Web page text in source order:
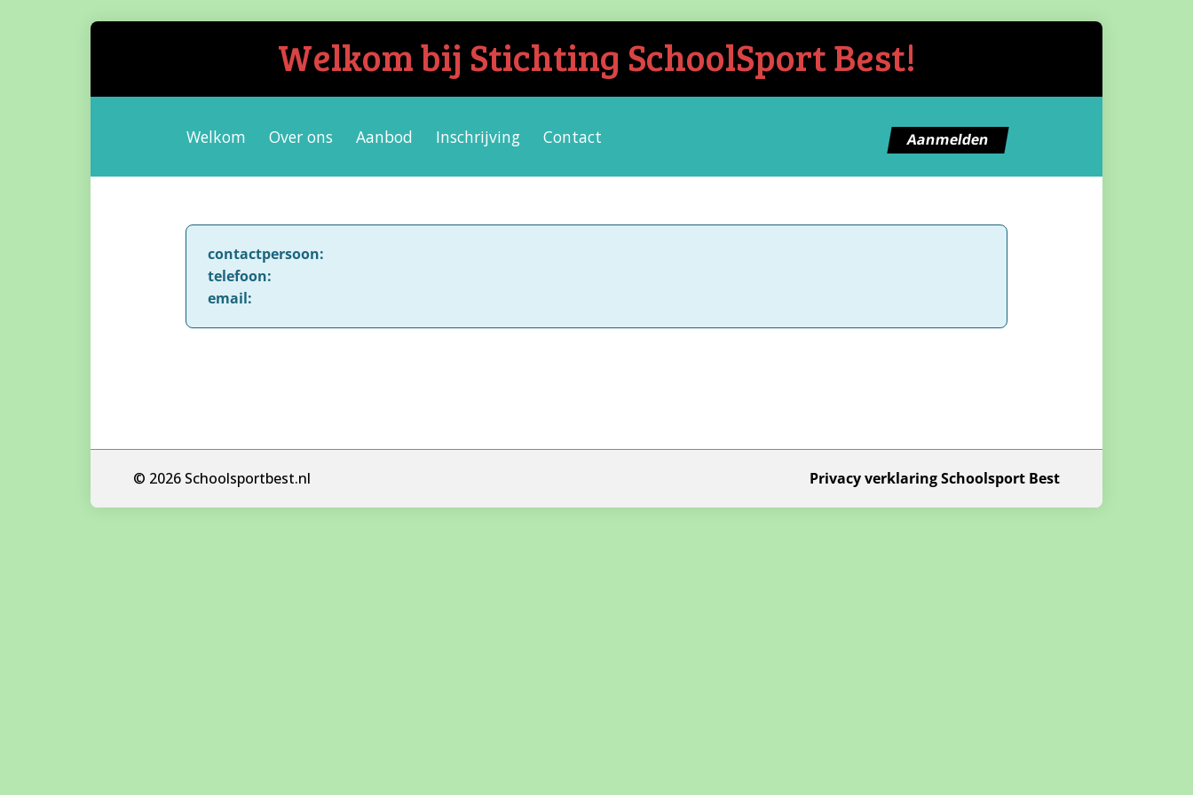
Welkom bij Stichting SchoolSport Best!
Welkom Over ons Aanbod Inschrijving Contact Aanmelden
contactpersoon:
telefoon:
email:
© 2026 Schoolsportbest.nl Privacy verklaring Schoolsport Best